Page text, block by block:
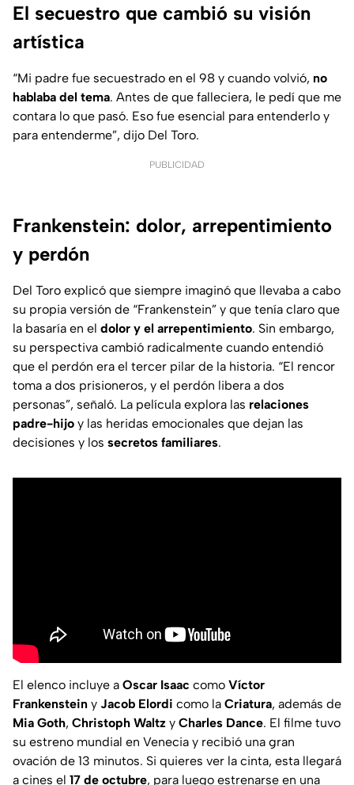
El secuestro que cambió su visión
artística
“Mi padre fue secuestrado en el 98 y cuando volvió, no
hablaba del tema. Antes de que falleciera, le pedí que me
contara lo que pasó. Eso fue esencial para entenderlo y
para entenderme”, dijo Del Toro.
PUBLICIDAD
Frankenstein: dolor, arrepentimiento
y perdón
Del Toro explicó que siempre imaginó que llevaba a cabo
su propia versión de “Frankenstein” y que tenía claro que
la basaría en el dolor y el arrepentimiento. Sin embargo,
su perspectiva cambió radicalmente cuando entendió
que el perdón era el tercer pilar de la historia. “El rencor
toma a dos prisioneros, y el perdón libera a dos
personas”, señaló. La película explora las relaciones
padre-hijo y las heridas emocionales que dejan las
decisiones y los secretos familiares.
El elenco incluye a Oscar Isaac como Víctor
Frankenstein y Jacob Elordi como la Criatura, además de
Mia Goth, Christoph Waltz y Charles Dance. El filme tuvo
su estreno mundial en Venecia y recibió una gran
ovación de 13 minutos. Si quieres ver la cinta, esta llegará
a cines el 17 de octubre, para luego estrenarse en una